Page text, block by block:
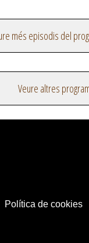
més episodis del
Veure altres
Política de cookies